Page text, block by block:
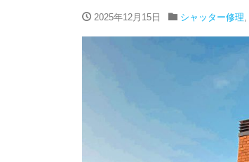
2025年12月15日 シャッター修理